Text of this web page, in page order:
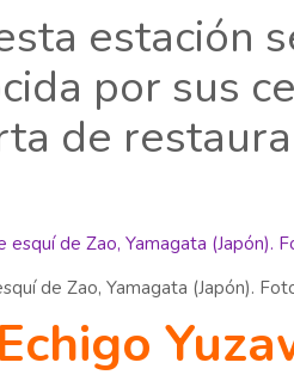
estación
por sus
de
de Zao, Yamagata (Japón).